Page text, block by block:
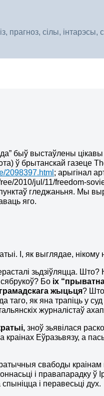
сілы, інтарэсы,
быў выстаўлены
ў брытанскай газеце
2098397.html ; арыгінал
2010/jul/11/freedom-
гледжаньня. Мы
яго.
І, як выглядае,
зьдзіўляцца. Што?
Бо іх
скага жыцьця?
таго, як яна трапіць у
журналістаў
,зноў зьявілася
краінах Еўразьвязу, а
свабоды
і правапарадку ў
і перавесьці дух.